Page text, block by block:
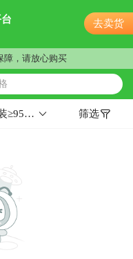
去卖货
障，请放心购买
散装≥95%≥98% 筛选